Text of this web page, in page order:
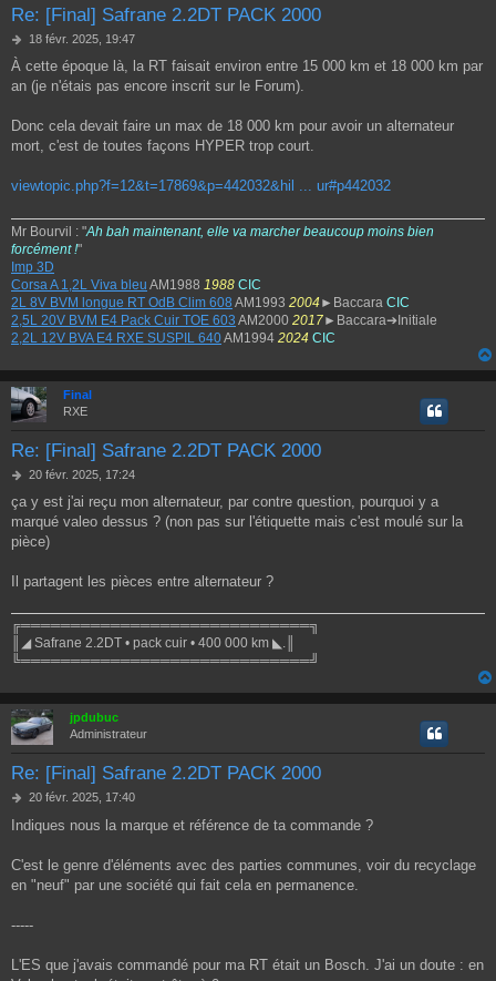
Re: [Final] Safrane 2.2DT PACK 2000
M
s
s
g
18 févr. 2025, 19:47
À cette époque là, la RT faisait environ entre 15 000 km et 18 000 km par
an (je n'étais pas encore inscrit sur le Forum).
Donc cela devait faire un max de 18 000 km pour avoir un alternateur
mort, c'est de toutes façons HYPER trop court.
viewtopic.php?f=12&t=17869&p=442032&hil ... ur#p442032
Mr Bourvil : "Ah bah maintenant, elle va marcher beaucoup moins bien
forcément !"
Imp 3D
Corsa A 1,2L Viva bleu AM1988 1988 CIC
2L 8V BVM longue RT OdB Clim 608 AM1993 2004 ►Baccara CIC
2,5L 20V BVM E4 Pack Cuir TOE 603 AM2000 2017►Baccara➔Initiale
2,2L 12V BVA E4 RXE SUSPIL 640AM1994 2024 CIC
Final
RXE
Re: [Final] Safrane 2.2DT PACK 2000
M
s
s
a
20 févr. 2025, 17:24
ça y est j'ai reçu mon alternateur, par contre question, pourquoi y a
marqué valeo dessus ? (non pas sur l'étiquette mais c'est moulé sur la
pièce)
Il partagent les pièces entre alternateur ?
╔═════════════════════════════╗
║◢ Safrane 2.2DT • pack cuir • 400 000 km ◣.║
╚═════════════════════════════╝
jpdubuc
Administrateur
Re: [Final] Safrane 2.2DT PACK 2000
M
s
a
20 févr. 2025, 17:40
Indiques nous la marque et référence de ta commande ?
C'est le genre d'éléments avec des parties communes, voir du recyclage
en "neuf" par une société qui fait cela en permanence.
-----
L'ES que j'avais commandé pour ma RT était un Bosch. J'ai un doute : en